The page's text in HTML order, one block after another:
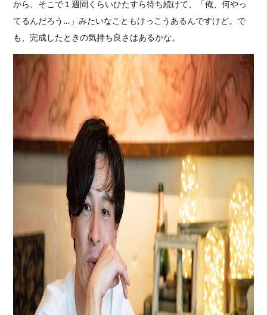
から、そこで１週間くらいひたすら待ち続けて、「俺、何やっ
てるんだろう…」みたいなこともけっこうあるんですけど。で
も、完成したときの気持ち良さはあるかな。